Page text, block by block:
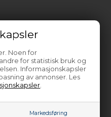
Noen for
for statistisk bruk og
Informasjonskapsler
av annonser. Les
Markedsføring